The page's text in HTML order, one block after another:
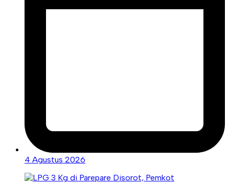
4 Agustus 2026